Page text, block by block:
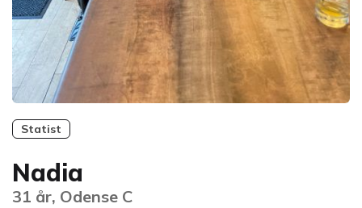
Statist
Nadia
31 år, Odense C